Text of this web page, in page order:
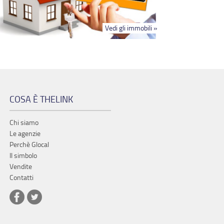
Vedi gli immobili »
COSA È THELINK
Chi siamo
Le agenzie
Perchè Glocal
Il simbolo
Vendite
Contatti